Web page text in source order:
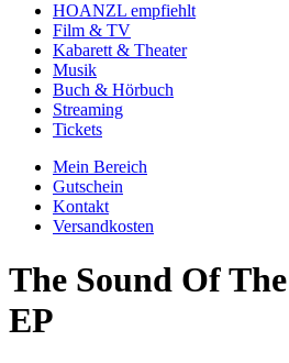
HOANZL empfiehlt
Film & TV
Kabarett & Theater
Musik
Buch & Hörbuch
Streaming
Tickets
Mein Bereich
Gutschein
Kontakt
Versandkosten
The Sound Of
EP